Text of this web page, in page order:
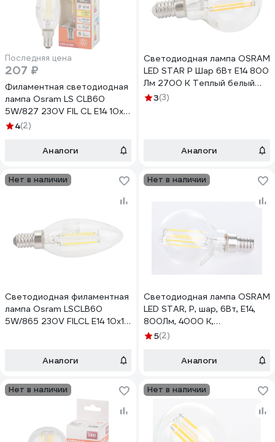
Последняя цена
207 ₽
Филаментная светодиодная
лампа Osram LS CLB60
5W/827 230V FIL CL E14 10x1
4058075684577
4(2)
Аналоги
Светодиодная лампа OSRAM
LED STAR P Шар 6Вт E14 800
Лм 2700 К Теплый белый
свет 4058075218147
3(3)
Аналоги
Нет в наличии
Светодиодная филаментная
лампа Osram LSCLB60
5W/865 230V FILCL E14 10x1
Аналоги
Нет в наличии
Светодиодная лампа OSRAM
LED STAR, P, шар, 6Вт, E14,
800Лм, 4000 К,
нейтральный белый свет
5(2)
Аналоги
Нет в наличии Нет в наличии